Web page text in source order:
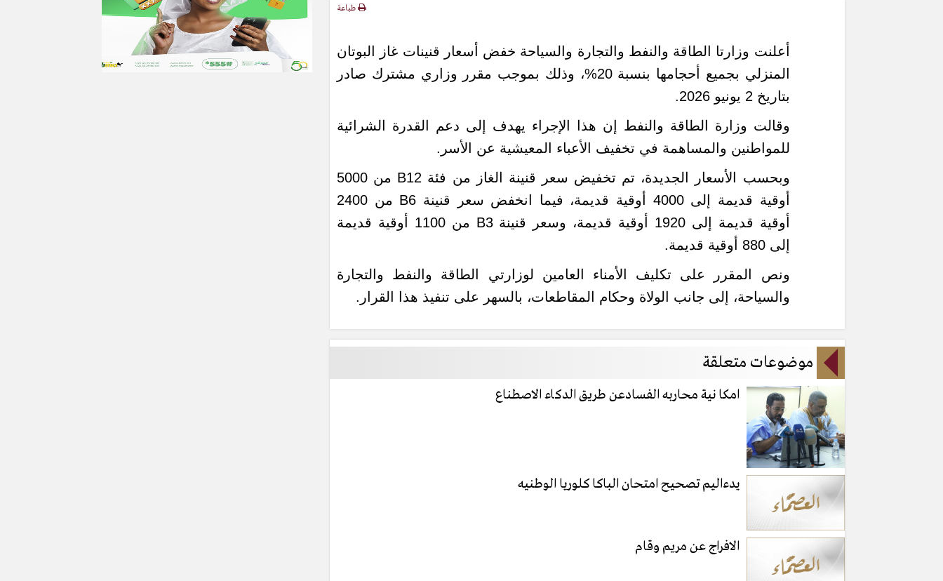
طباعة
أعلنت وزارتا الطاقة والنفط والتجارة والسياحة خفض أسعار قنينات غاز البوتان
المنزلي بجميع أحجامها بنسبة 20%، وذلك بموجب مقرر وزاري مشترك صادر
بتاريخ 2 يونيو 2026.
وقالت وزارة الطاقة والنفط إن هذا الإجراء يهدف إلى دعم القدرة الشرائية
للمواطنين والمساهمة في تخفيف الأعباء المعيشية عن الأسر.
وبحسب الأسعار الجديدة، تم تخفيض سعر قنينة الغاز من فئة B12 من 5000
أوقية قديمة إلى 4000 أوقية قديمة، فيما انخفض سعر قنينة B6 من 2400
أوقية قديمة إلى 1920 أوقية قديمة، وسعر قنينة B3 من 1100 أوقية قديمة
إلى 880 أوقية قديمة.
ونص المقرر على تكليف الأمناء العامين لوزارتي الطاقة والنفط والتجارة
والسياحة، إلى جانب الولاة وحكام المقاطعات، بالسهر على تنفيذ هذا القرار.
موضوعات متعلقة
امكا نية محاربه الفسادعن طريق الدكاء الاصطناع
يدءاليم تصحيح امتحان الباكا كلوريا الوطنيه
الافراج عن مريم وقام